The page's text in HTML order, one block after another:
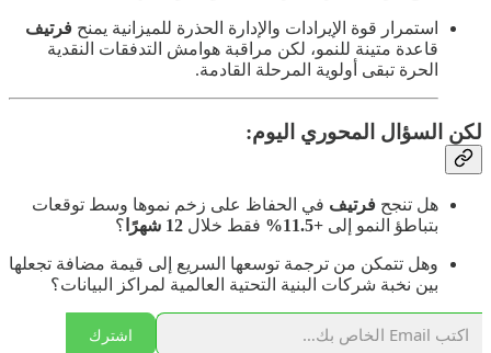
استمرار قوة الإيرادات والإدارة الحذرة للميزانية يمنح فرتيف
قاعدة متينة للنمو، لكن مراقبة هوامش التدفقات النقدية
الحرة تبقى أولوية المرحلة القادمة.
لكن السؤال المحوري اليوم:
هل تنجح فرتيف في الحفاظ على زخم نموها وسط توقعات
بتباطؤ النمو إلى +11.5% فقط خلال 12 شهرًا ؟
وهل تتمكن من ترجمة توسعها السريع إلى قيمة مضافة تجعلها
بين نخبة شركات البنية التحتية العالمية لمراكز البيانات؟
اشترك